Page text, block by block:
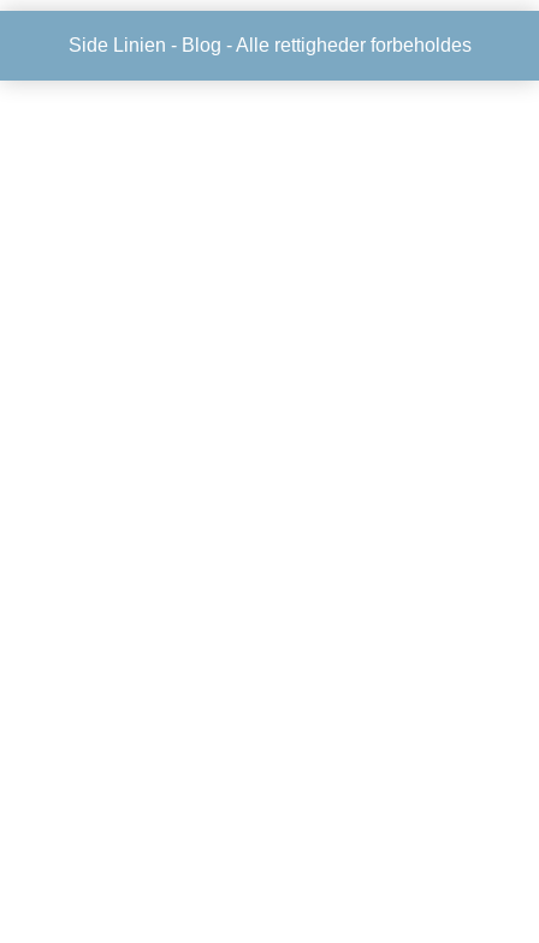
Side Linien - Blog - Alle rettigheder forbeholdes